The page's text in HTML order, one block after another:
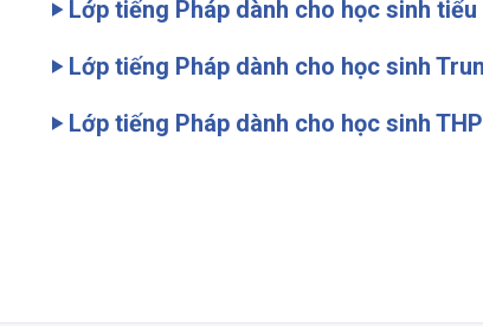
‣ Lớp tiếng Pháp dành cho học sinh
‣ Lớp tiếng Pháp dành cho học sinh
‣ Lớp tiếng Pháp dành cho học sinh